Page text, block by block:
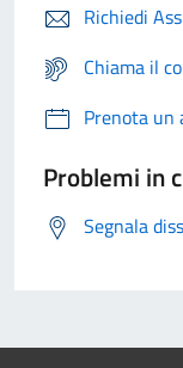
Richiedi
Chiama il
Prenota un
Problemi in
Segnala